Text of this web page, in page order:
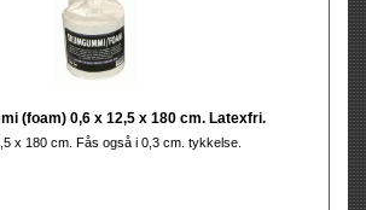
(foam) 0,6 x 12,5 x 180 cm. Latexfri.
x 180 cm. Fås også i 0,3 cm. tykkelse.